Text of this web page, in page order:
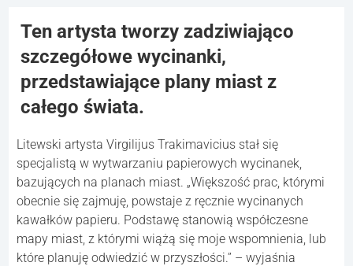
Ten artysta tworzy zadziwiająco
szczegółowe wycinanki,
przedstawiające plany miast z
całego świata.
Litewski artysta Virgilijus Trakimavicius stał się
specjalistą w wytwarzaniu papierowych wycinanek,
bazujących na planach miast. „Większość prac, którymi
obecnie się zajmuję, powstaje z ręcznie wycinanych
kawałków papieru. Podstawę stanowią współczesne
mapy miast, z którymi wiążą się moje wspomnienia, lub
które planuję odwiedzić w przyszłości.” – wyjaśnia